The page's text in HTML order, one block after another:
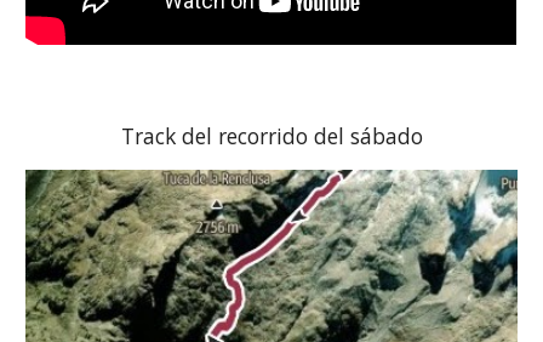
Track del recorrido del sábado